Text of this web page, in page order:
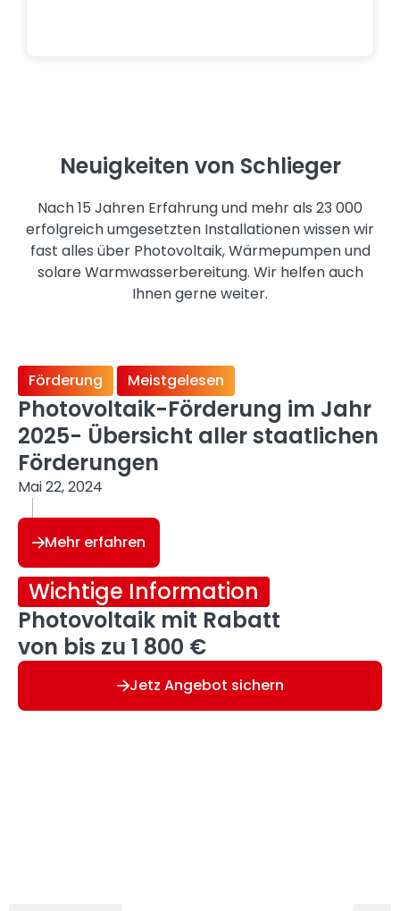
Neuigkeiten von Schlieger
Nach 15 Jahren Erfahrung und mehr als 23 000
erfolgreich umgesetzten Installationen wissen wir
fast alles über Photovoltaik, Wärmepumpen und
solare Warmwasserbereitung. Wir helfen auch
Ihnen gerne weiter.
Förderung Meistgelesen
Photovoltaik-Förderung im Jahr
2025- Übersicht aller staatlichen
Förderungen
Mai 22, 2024
Mehr erfahren
Wichtige Information
Photovoltaik mit Rabatt
von bis zu 1 800 €
Jetz Angebot sichern